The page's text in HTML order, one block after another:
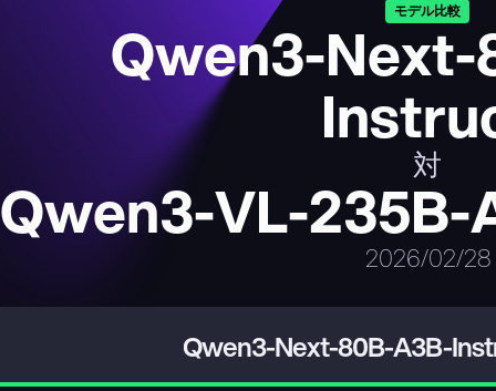
モデル比較
Qwen3-
対
Qwen3-VL-
2026/02/28
Qwen3-Next-80B-A3B-